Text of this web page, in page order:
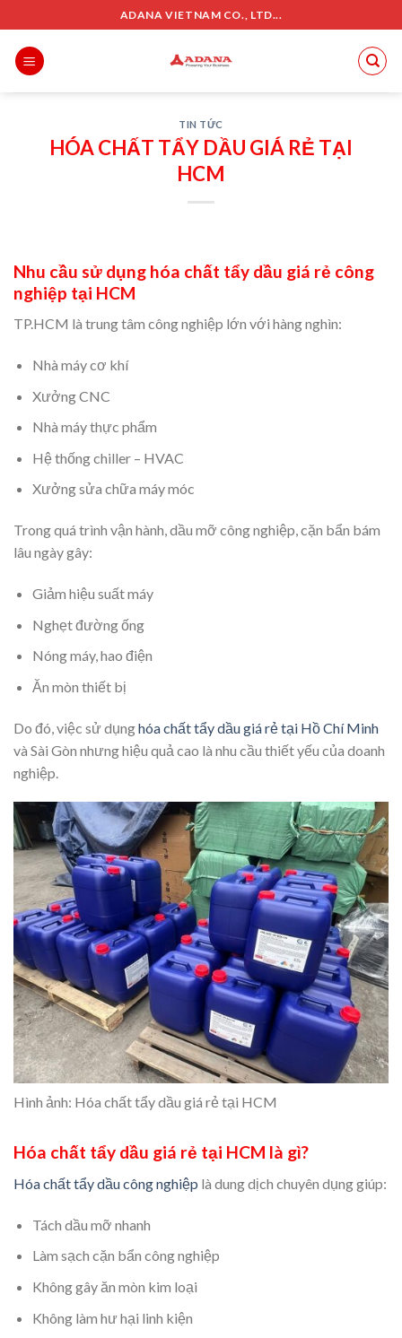
to
content
ADANA VIETNAM CO., LTD...
TIN TỨC
HÓA CHẤT TẨY DẦU GIÁ RẺ TẠI
HCM
Nhu cầu sử dụng hóa chất tẩy dầu giá rẻ công
nghiệp tại HCM
TP.HCM là trung tâm công nghiệp lớn với hàng nghìn:
Nhà máy cơ khí
Xưởng CNC
Nhà máy thực phẩm
Hệ thống chiller – HVAC
Xưởng sửa chữa máy móc
Trong quá trình vận hành, dầu mỡ công nghiệp, cặn bẩn bám
lâu ngày gây:
Giảm hiệu suất máy
Nghẹt đường ống
Nóng máy, hao điện
Ăn mòn thiết bị
Do đó, việc sử dụnghóa chất tẩy dầu giá rẻ tại Hồ Chí Minh
và Sài Gòn nhưng hiệu quả cao là nhu cầu thiết yếu của doanh
nghiệp.
Hình ảnh: Hóa chất tẩy dầu giá rẻ tại HCM
Hóa chất tẩy dầu giá rẻ tại HCM là gì?
Hóa chất tẩy dầu công nghiệp là dung dịch chuyên dụng giúp:
Tách dầu mỡ nhanh
Làm sạch cặn bẩn công nghiệp
Không gây ăn mòn kim loại
Không làm hư hại linh kiện